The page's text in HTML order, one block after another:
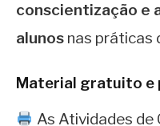
conscientização e
alunos nas práticas
Material gratuito e
As Atividades de